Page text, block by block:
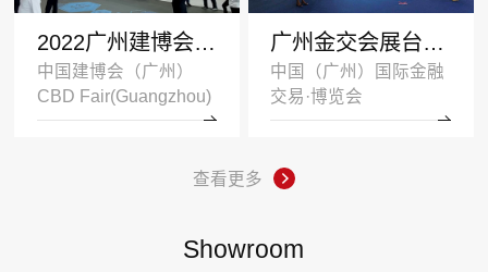
2022广州建博会双层展台设计搭建案例_欧派家居
中国建博会（广州）
CBD Fair(Guangzhou)
广州金交会展台设计案例_广汽集团
中国（广州）国际金融
交易·博览会
查看更多
Showroom